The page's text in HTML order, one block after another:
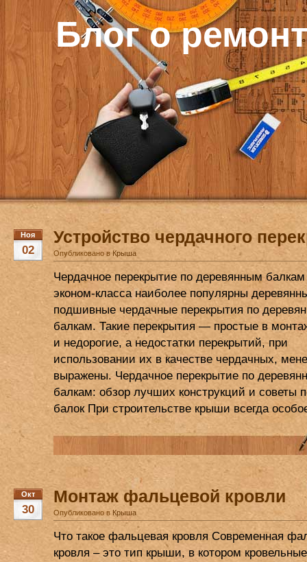
Блог о
Ноя
02
Устройство чердачного
Опубликовано в Крыша
Чердачное перекрытие по деревянным
эконом-класса наиболее популярны
подшивные чердачные перекрытия по
балкам. Такие перекрытия — простые в
и недорогие, а недостатки перекрытий, при
использовании их в качестве чердачных,
выражены. Чердачное перекрытие по
балкам: обзор лучших конструкций и советы
балок При строительстве крыши всегда
Окт
30
Монтаж фальцевой кровли
Опубликовано в Крыша
Что такое фальцевая кровля Современная
кровля – это тип крыши, в котором кровельные